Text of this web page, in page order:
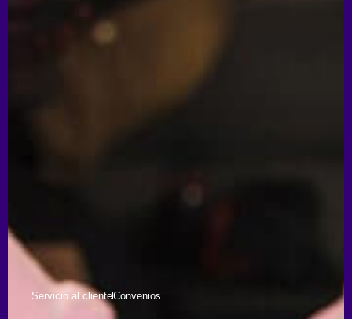
Servicio al clienteConvenios